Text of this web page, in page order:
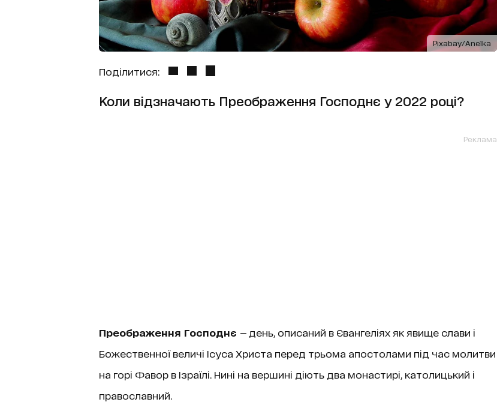
Pixabay/Anelka
Поділитися:
Коли відзначають Преображення Господнє у 2022 році?
Реклама
Преображення Господнє — день, описаний в Євангеліях як явище слави і
Божественної величі Ісуса Христа перед трьома апостолами під час молитви
на горі Фавор в Ізраїлі. Нині на вершині діють два монастирі, католицький і
православний.